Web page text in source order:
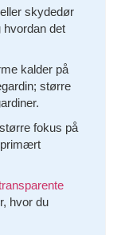
skydedør
hvordan det
kalder på
større
fokus på
primært
hvor du